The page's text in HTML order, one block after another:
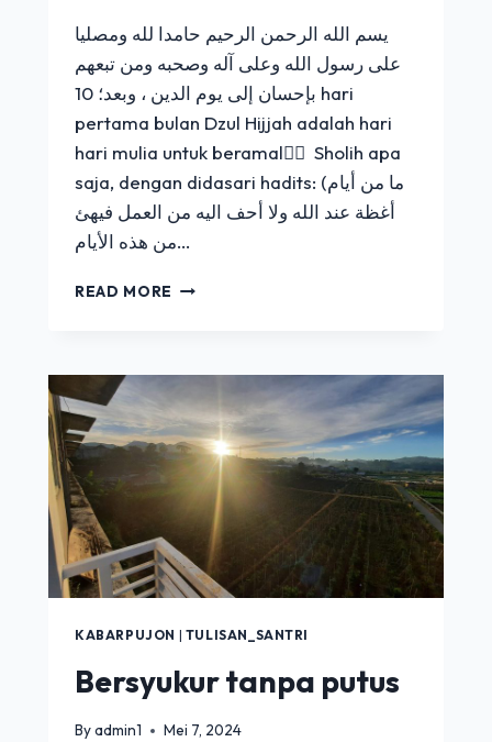
يسم الله الرحمن الرحيم حامدا لله ومصليا
على رسول الله وعلى آله وصحبه ومن تبعهم
بإحسان إلى يوم الدين ، وبعد؛ 10 hari
pertama bulan Dzul Hijjah adalah hari
hari mulia untuk beramal ٍٍ Sholih apa
saja, dengan didasari hadits: (ما من أيام
أغظة عند الله ولا أحف اليه من العمل فيهئ
من هذه الأيام…
READ MORE ِAMALAN
KABARPUJON | TULISAN_SANTRI
Bersyukur tanpa putus
Byadmin1 Mei 7, 2024